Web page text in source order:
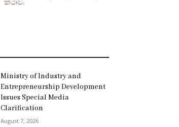
කථාව.
Ministry of Industry and
Entrepreneurship Development
Issues Special Media
Clarification
August 7, 2026